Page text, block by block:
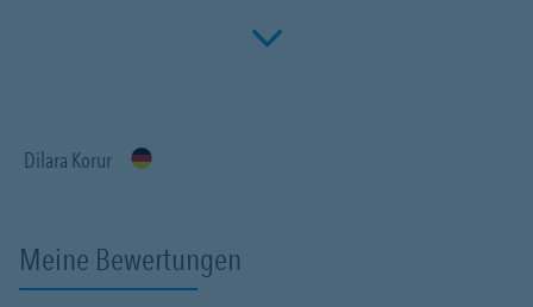
Fachwissen, meiner Begeisterung für alle Fragen rund um das
Click to
Dilara Korur
Meine Bewertungen